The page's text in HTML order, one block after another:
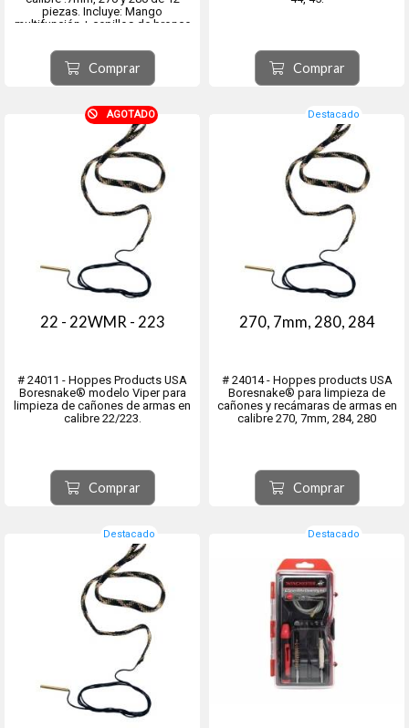
piezas. Incluye: Mango
multifunción + cepillos de bronce
boresnake + 25 parche de limpieza
descartables y 6 punteros para
destornillador.
Comprar Comprar
AGOTADO
22 - 22WMR - 223
# 24011 - Hoppes Products USA
Boresnake® modelo Viper para
limpieza de cañones de armas en
calibre 22/223.
Comprar
Destacado
270, 7mm, 280, 284
# 24014 - Hoppes products USA
Boresnake® para limpieza de
cañones y recámaras de armas en
calibre 270, 7mm, 284, 280
Comprar
Destacado Destacado